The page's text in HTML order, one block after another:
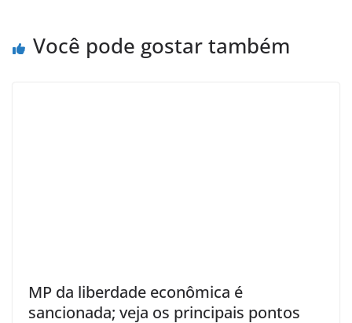
Você pode gostar também
MP da liberdade econômica é
sancionada; veja os principais pontos